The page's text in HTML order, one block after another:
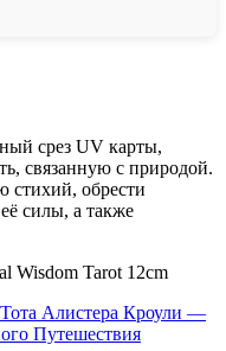
срез UV карты,
связанную с природой.
стихий, обрести
силы, а также
Wisdom Tarot 12cm
Алистера Кроули —
Путешествия